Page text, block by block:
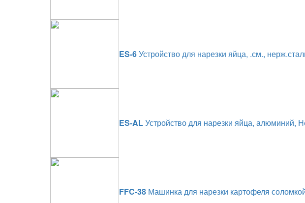
ES-6Устройство для нарезки яйца, .см.,
ES-ALУстройство для нарезки яйца, алюминий,
FFC-38 Машинка для нарезки картофеля